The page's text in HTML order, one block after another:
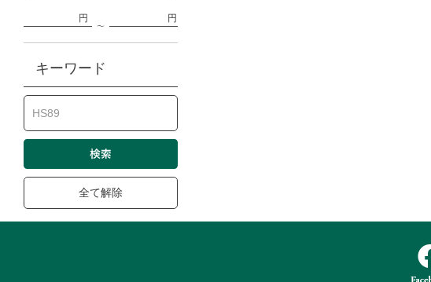
防災グッズ・非常食
トレーニング
ヴィンテージ
円 円
キーワード
全て解除